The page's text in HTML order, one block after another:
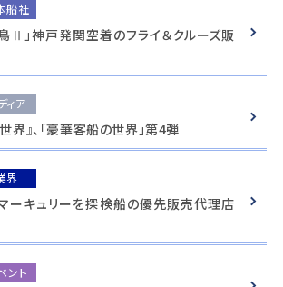
船社
Ⅱ」神戸発関空着のフライ＆クルーズ販
ィア
界』、「豪華客船の世界」第4弾
界
マーキュリーを探検船の優先販売代理店
ント